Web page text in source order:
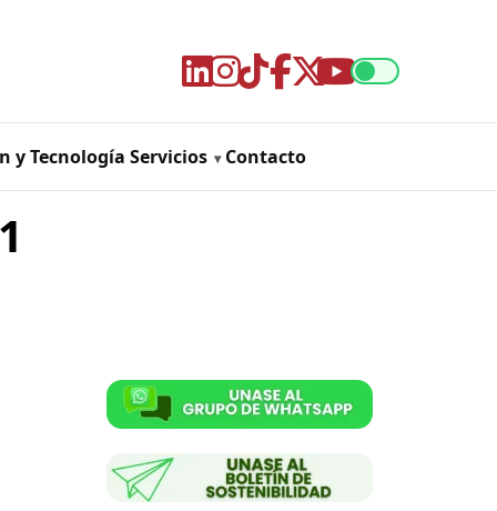
y Tecnología Servicios Contacto